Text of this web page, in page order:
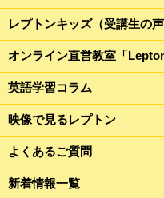
レプトンキッズ（受講生の声
オンライン直営教室「
英語学習コラム
映像で見るレプトン
よくあるご質問
新着情報一覧